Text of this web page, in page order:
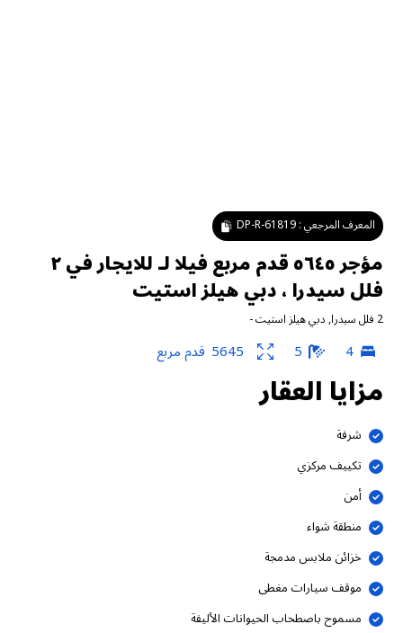
المعرف المرجعي :DP-R-61819
مؤجر ٥٦٤٥ قدم مربع فيلا لـ للايجار في ٢
فلل سيدرا ، دبي هيلز استيت
2 فلل سيدرا ,دبي هيلز استيت-
4
5
5645 قدم مربع
مزايا العقار
شرفة
تكييف مركزي
أمن
منطقة شواء
خزائن ملابس مدمجة
موقف سيارات مغطى
مسموح باصطحاب الحيوانات الأليفة